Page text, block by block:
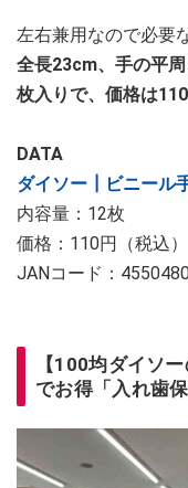
左右兼用なので必要
全長23cm、手の平
枚入りで、価格は
DATA
ダイソー┃ビニール
内容量：12枚
価格：110円（税込）
JANコード：
【100均ダイソ
でお得「入れ歯